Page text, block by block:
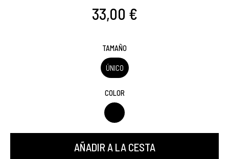
33,00 €
TAMAÑO
ÚNICO
COLOR
AÑADIR A LA CESTA